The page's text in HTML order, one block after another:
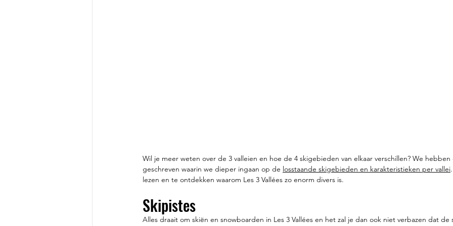
Wil je meer weten over de 3 valleien en hoe de 4 skigebieden van elkaar verschillen? We
geschreven waarin we dieper ingaan op de losstaande skigebieden en karakteristieken per vallei
lezen en te ontdekken waarom Les 3 Vallées zo enorm divers is.
Skipistes
Alles draait om skiën en snowboarden in Les 3 Vallées en het zal je dan ook niet verbazen dat